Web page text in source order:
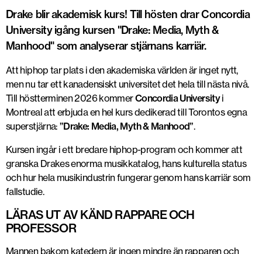
Drake blir akademisk kurs! Till hösten drar Concordia
University igång kursen "Drake: Media, Myth &
Manhood" som analyserar stjärnans karriär.
Att hiphop tar plats i den akademiska världen är inget nytt,
men nu tar ett kanadensiskt universitet det hela till nästa nivå.
Till höstterminen 2026 kommerConcordia Universityi
Montreal att erbjuda en hel kurs dedikerad till Torontos egna
superstjärna:”Drake: Media, Myth & Manhood”.
Kursen ingår i ett bredare hiphop-program och kommer att
granska Drakes enorma musikkatalog, hans kulturella status
och hur hela musikindustrin fungerar genom hans karriär som
fallstudie.
LÄRAS UT AV KÄND RAPPARE OCH
PROFESSOR
Mannen bakom katedern är ingen mindre än rapparen och